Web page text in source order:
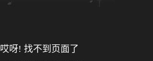
哎呀! 找不到页面了